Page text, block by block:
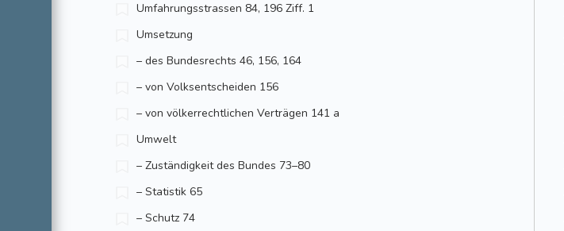
Umfahrungsstrassen 84, 196 Ziff. 1
Umsetzung
– des Bundesrechts 46, 156, 164
– von Volksentscheiden 156
– von völkerrechtlichen Verträgen 141 a
Umwelt
– Zuständigkeit des Bundes 73–80
– Statistik 65
– Schutz 74